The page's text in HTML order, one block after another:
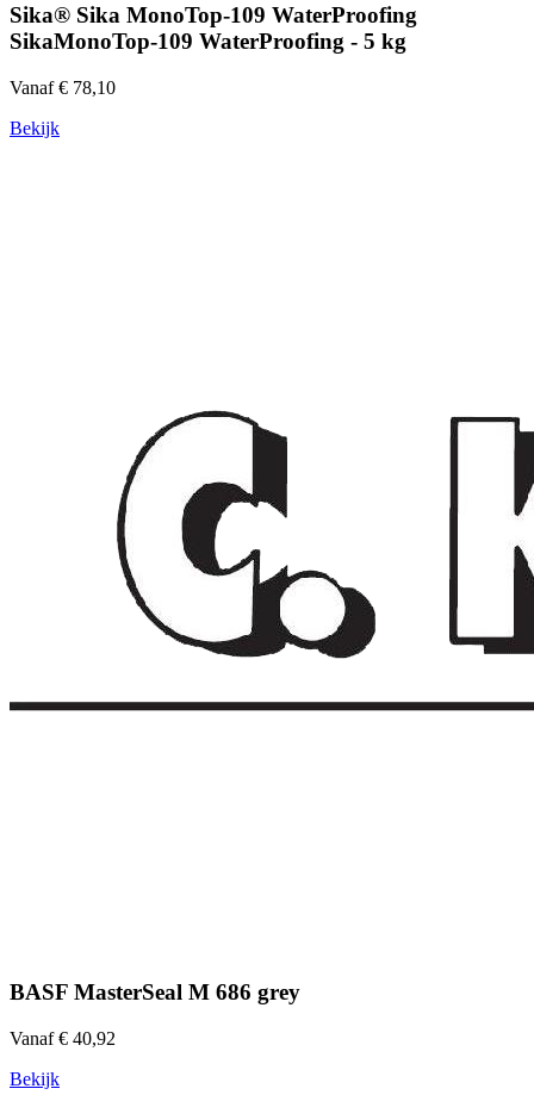
Sika® Sika MonoTop-109 WaterProofing
SikaMonoTop-109 WaterProofing - 5 kg
Vanaf € 78,10
Bekijk
BASF MasterSeal M 686 grey
Vanaf € 40,92
Bekijk